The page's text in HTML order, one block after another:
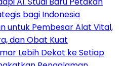
bagi Indonesia
untuk Pembesar Alat Vital,
dan Obat Kuat
Lebih Dekat ke Setiap